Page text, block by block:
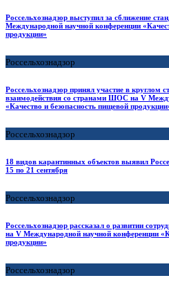
Россельхознадзор выступил за сближение
Международной научной конференции
продукции»
Россельхознадзор
Россельхознадзор принял участие в круглом
взаимодействия со странами ШОС на V
«Качество и безопасность пищевой
Россельхознадзор
18 видов карантинных объектов выявил
15 по 21 сентября
Россельхознадзор
Россельхознадзор рассказал о развитии
на V Международной научной конференции
продукции»
Россельхознадзор